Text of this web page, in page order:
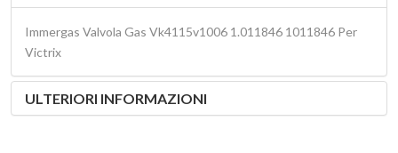
Immergas Valvola Gas Vk4115v1006 1.011846 1011846 Per
Victrix
ULTERIORI INFORMAZIONI